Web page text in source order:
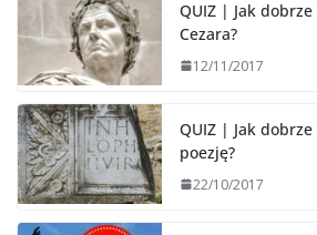
QUIZ | Jak dobrze
Cezara?
12/11/2017
QUIZ | Jak dobrze
poezję?
22/10/2017